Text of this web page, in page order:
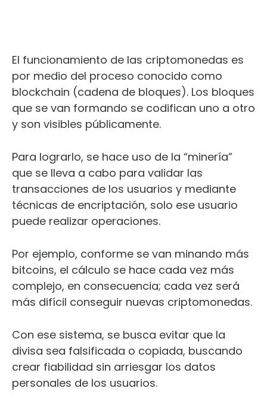
El funcionamiento de las criptomonedas es
por medio del proceso conocido como
blockchain (cadena de bloques). Los bloques
que se van formando se codifican uno a otro
y son visibles públicamente.
Para lograrlo, se hace uso de la “minería”
que se lleva a cabo para validar las
transacciones de los usuarios y mediante
técnicas de encriptación, solo ese usuario
puede realizar operaciones.
Por ejemplo, conforme se van minando más
bitcoins, el cálculo se hace cada vez más
complejo, en consecuencia; cada vez será
más difícil conseguir nuevas criptomonedas.
Con ese sistema, se busca evitar que la
divisa sea falsificada o copiada, buscando
crear fiabilidad sin arriesgar los datos
personales de los usuarios.